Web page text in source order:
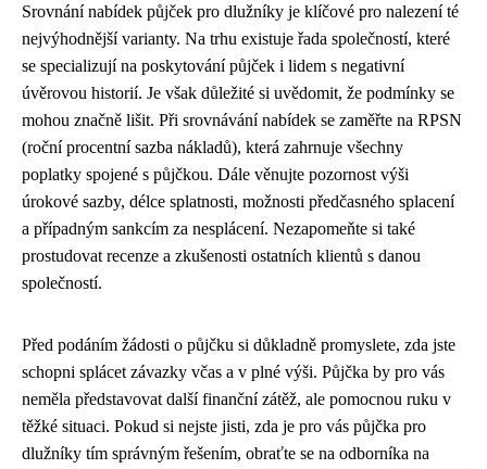
Srovnání nabídek půjček pro dlužníky je klíčové pro nalezení té
nejvýhodnější varianty. Na trhu existuje řada společností, které
se specializují na poskytování půjček i lidem s negativní
úvěrovou historií. Je však důležité si uvědomit, že podmínky se
mohou značně lišit. Při srovnávání nabídek se zaměřte na RPSN
(roční procentní sazba nákladů), která zahrnuje všechny
poplatky spojené s půjčkou. Dále věnujte pozornost výši
úrokové sazby, délce splatnosti, možnosti předčasného splacení
a případným sankcím za nesplácení. Nezapomeňte si také
prostudovat recenze a zkušenosti ostatních klientů s danou
společností.
Před podáním žádosti o půjčku si důkladně promyslete, zda jste
schopni splácet závazky včas a v plné výši. Půjčka by pro vás
neměla představovat další finanční zátěž, ale pomocnou ruku v
těžké situaci. Pokud si nejste jisti, zda je pro vás půjčka pro
dlužníky tím správným řešením, obraťte se na odborníka na